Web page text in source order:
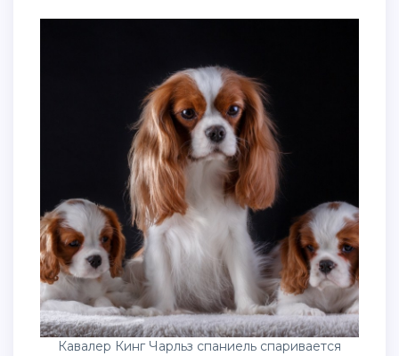
Кавалер Кинг Чарльз спаниель спаривается